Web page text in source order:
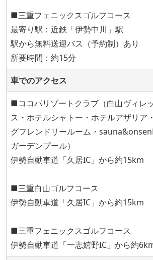
■三重フェニックスゴルフコース
最寄り駅：近鉄「伊勢中川」駅
駅から無料送迎バス（予約制）あり
所要時間：約15分
車でのアクセス
■ココパリゾートクラブ（白山ヴィレ
ス・ホテルシャトー・ホテルアザリア
グフレンドリールーム・
ガーデンプール）
伊勢自動車道「久居IC」から約15km
■三重白山ゴルフコース
伊勢自動車道「久居IC」から約15km
■三重フェニックスゴルフコース
伊勢自動車道「一志嬉野IC」から約